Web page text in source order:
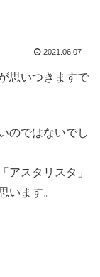
2021.06.07
思いつきますで
のではないでし
アスタリスタ」
います。